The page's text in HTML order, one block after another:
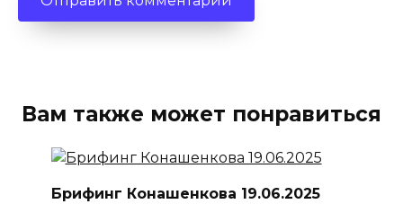
Вам также может понравиться
Брифинг Конашенкова 19.06.2025